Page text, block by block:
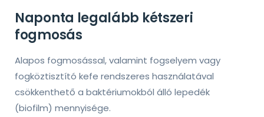
Naponta legalább kétszeri
fogmosás
Alapos fogmosással, valamint fogselyem vagy
fogköztisztító kefe rendszeres használatával
csökkenthető a baktériumokból álló lepedék
(biofilm) mennyisége.